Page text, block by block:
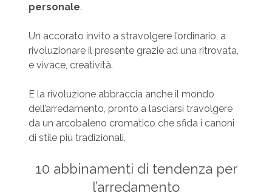
personale.
Un accorato invito a stravolgere l’ordinario, a
rivoluzionare il presente grazie ad una ritrovata,
e vivace, creatività.
E la rivoluzione abbraccia anche il mondo
dell’arredamento, pronto a lasciarsi travolgere
da un arcobaleno cromatico che sfida i canoni
di stile più tradizionali.
10 abbinamenti di tendenza per
l’arredamento